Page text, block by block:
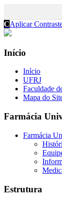
CAplicar
Início
Início
UFRJ
Faculdade
Mapa do
Farmácia
Farmácia
Estrutura